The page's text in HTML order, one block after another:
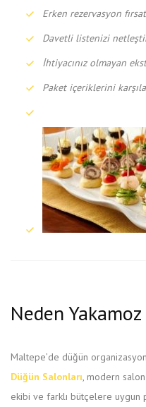
Erken rezervasyon
Davetli listenizi
İhtiyacınız olmayan
Paket içeriklerini
Neden
Maltepe’de düğün
Düğün Salonları, modern
ekibi ve farklı bütçelere